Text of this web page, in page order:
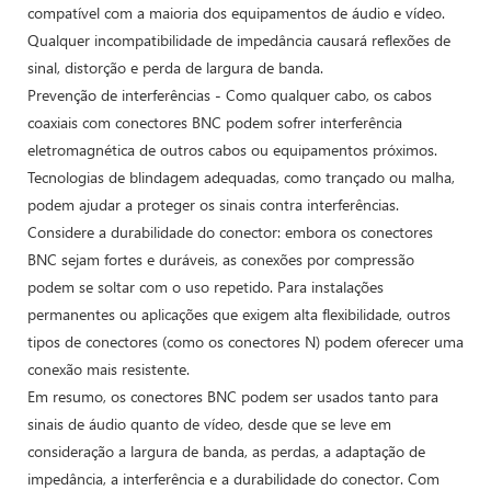
compatível com a maioria dos equipamentos de áudio e vídeo.
Qualquer incompatibilidade de impedância causará reflexões de
sinal, distorção e perda de largura de banda.
Prevenção de interferências - Como qualquer cabo, os cabos
coaxiais com conectores BNC podem sofrer interferência
eletromagnética de outros cabos ou equipamentos próximos.
Tecnologias de blindagem adequadas, como trançado ou malha,
podem ajudar a proteger os sinais contra interferências.
Considere a durabilidade do conector: embora os conectores
BNC sejam fortes e duráveis, as conexões por compressão
podem se soltar com o uso repetido. Para instalações
permanentes ou aplicações que exigem alta flexibilidade, outros
tipos de conectores (como os conectores N) podem oferecer uma
conexão mais resistente.
Em resumo, os conectores BNC podem ser usados ​​tanto para
sinais de áudio quanto de vídeo, desde que se leve em
consideração a largura de banda, as perdas, a adaptação de
impedância, a interferência e a durabilidade do conector. Com